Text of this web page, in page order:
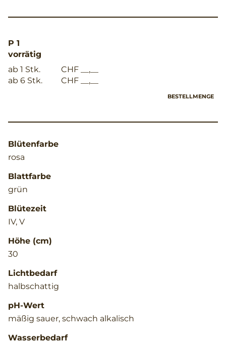
P 1
vorrätig
ab 1 Stk.
CHF __,__
ab 6 Stk.
CHF __,__
BESTELLMENGE
Blütenfarbe
rosa
Blattfarbe
grün
Blütezeit
IV, V
Höhe (cm)
30
Lichtbedarf
halbschattig
pH-Wert
mäßig sauer, schwach alkalisch
Wasserbedarf